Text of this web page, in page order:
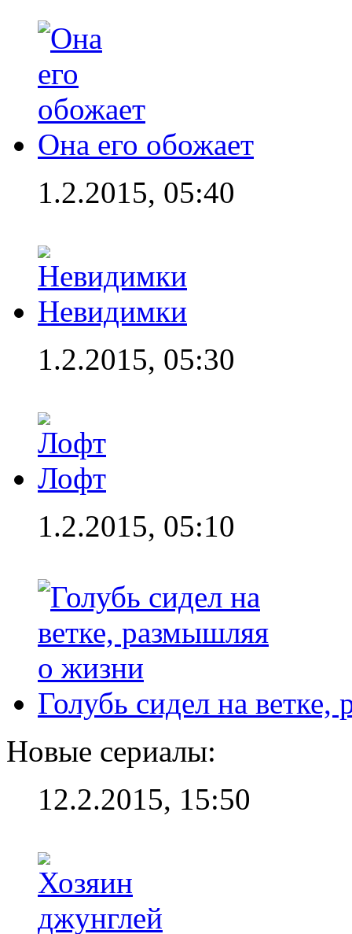
Она его обожает
1.2.2015, 05:40
Невидимки
1.2.2015, 05:30
Лофт
1.2.2015, 05:10
Голубь сидел на
Новые сериалы:
12.2.2015, 15:50